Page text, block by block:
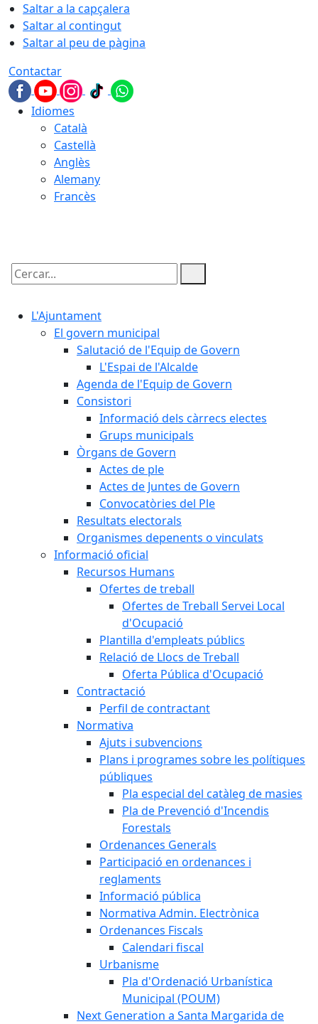
Saltar a la capçalera
Saltar al contingut
Saltar al peu de pàgina
Contactar
Idiomes
Català
Castellà
Anglès
Alemany
Francès
Cercar:
L'Ajuntament
El govern municipal
Salutació de l'Equip de Govern
L'Espai de l'Alcalde
Agenda de l'Equip de Govern
Consistori
Informació dels càrrecs electes
Grups municipals
Òrgans de Govern
Actes de ple
Actes de Juntes de Govern
Convocatòries del Ple
Resultats electorals
Organismes depenents o vinculats
Informació oficial
Recursos Humans
Ofertes de treball
Ofertes de Treball Servei Local
d'Ocupació
Plantilla d'empleats públics
Relació de Llocs de Treball
Oferta Pública d'Ocupació
Contractació
Perfil de contractant
Normativa
Ajuts i subvencions
Plans i programes sobre les polítiques
públiques
Pla especial del catàleg de masies
Pla de Prevenció d'Incendis
Forestals
Ordenances Generals
Participació en ordenances i
reglaments
Informació pública
Normativa Admin. Electrònica
Ordenances Fiscals
Calendari fiscal
Urbanisme
Pla d'Ordenació Urbanística
Municipal (POUM)
Next Generation a Santa Margarida de